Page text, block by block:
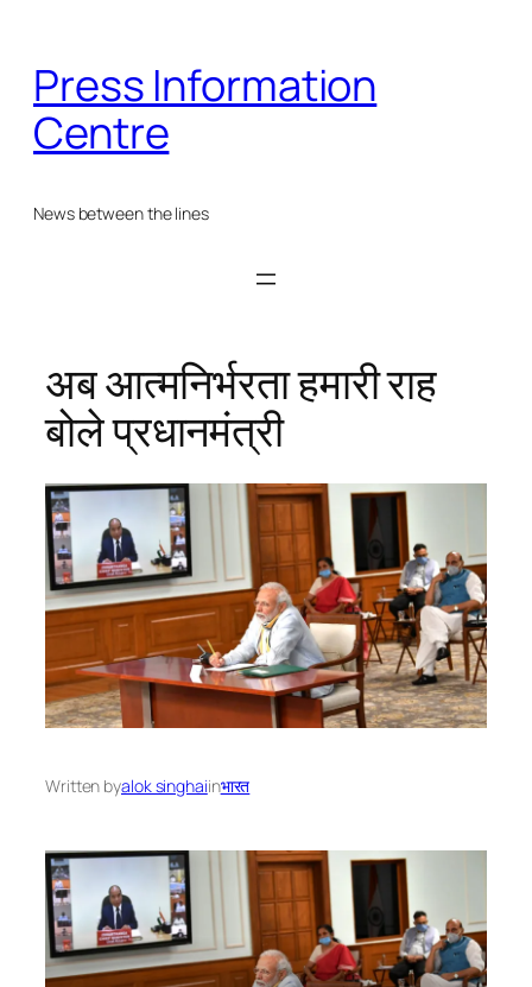
content
Press Information
Centre
News between the lines
अब आत्मनिर्भरता हमारी राह
बोले प्रधानमंत्री
Written byalok singhaiinभारत